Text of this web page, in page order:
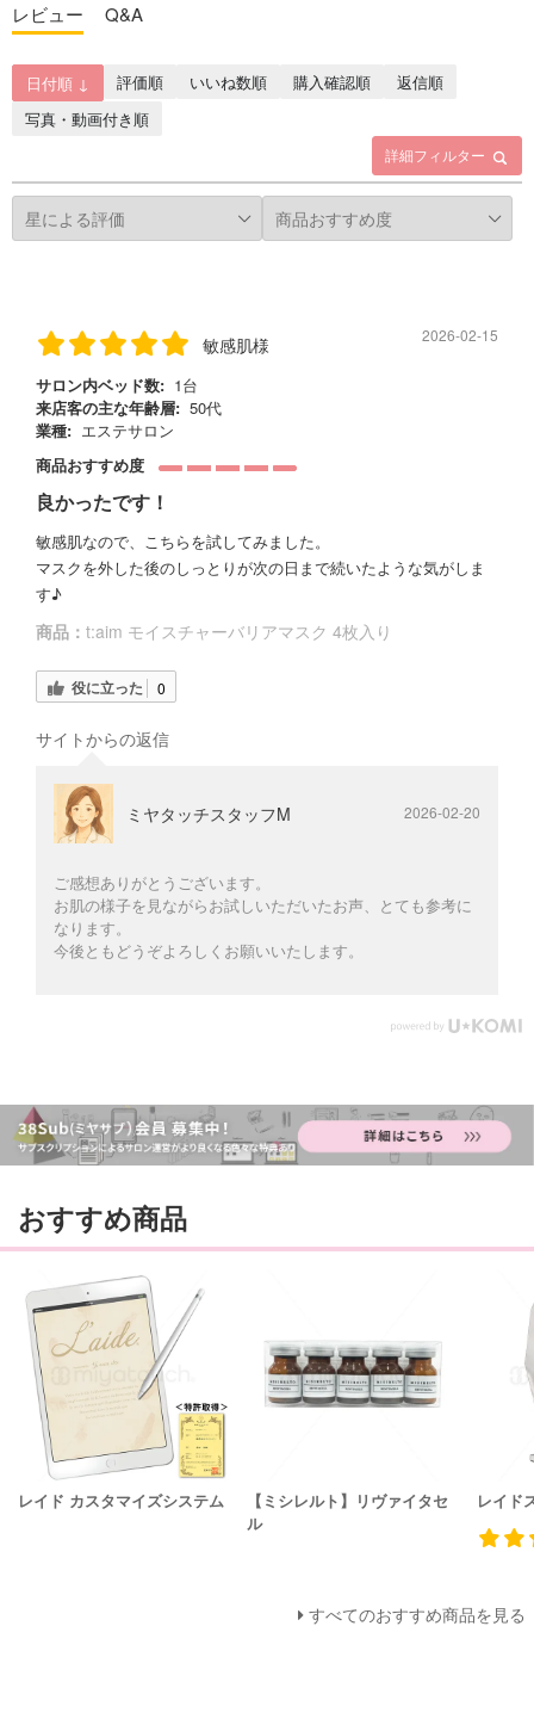
レビュー Q&A
詳細フィルター
日付順 ↓ 評価順 いいね数順 購入確認順
返信順
写真・動画付き順
敏感肌様 2026-02-15
サロン内ベッド数: 1台
来店客の主な年齢層: 50代
業種: エステサロン
商品おすすめ度
良かったです！
敏感肌なので、こちらを試してみました。
マスクを外した後のしっとりが次の日まで続いたような気がしま
す♪
商品： t:aim モイスチャーバリアマスク 4枚入り
役に立った 0
サイトからの返信
ミヤタッチスタッフM 2026-02-20
ご感想ありがとうございます。
お肌の様子を見ながらお試しいただいたお声、とても参考に
なります。
今後ともどうぞよろしくお願いいたします。
おすすめ商品
レイド カスタマイズシステム
【ミシレルト】リヴァイタセ
ル
レイド
すべてのおすすめ商品を見る